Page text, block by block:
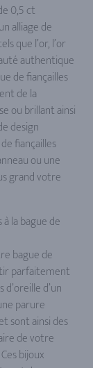
0,5 ct
alliage de
que l’or, l’or
authentique
de fiançailles
de la
ou brillant ainsi
design
fiançailles
ou une
grand votre
la bague de
bague de
parfaitement
d’un
parure
sont ainsi des
de votre
bijoux